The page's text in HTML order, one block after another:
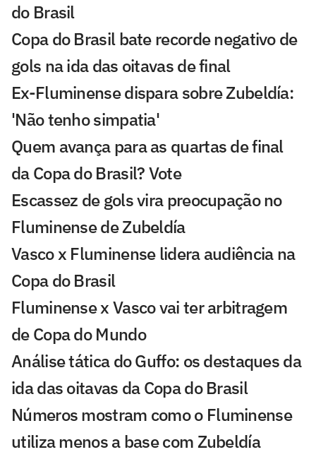
do Brasil
Copa do Brasil bate recorde negativo de
gols na ida das oitavas de final
Ex-Fluminense dispara sobre Zubeldía:
'Não tenho simpatia'
Quem avança para as quartas de final
da Copa do Brasil? Vote
Escassez de gols vira preocupação no
Fluminense de Zubeldía
Vasco x Fluminense lidera audiência na
Copa do Brasil
Fluminense x Vasco vai ter arbitragem
de Copa do Mundo
Análise tática do Guffo: os destaques da
ida das oitavas da Copa do Brasil
Números mostram como o Fluminense
utiliza menos a base com Zubeldía